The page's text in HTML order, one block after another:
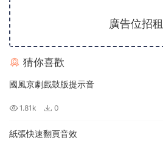
廣告位招租
猜你喜歡
國風京劇戲鼓版提示音
1.81k 0
紙張快速翻頁音效